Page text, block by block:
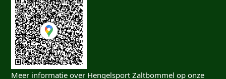
Meer informatie over Hengelsport Zaltbommel op onze